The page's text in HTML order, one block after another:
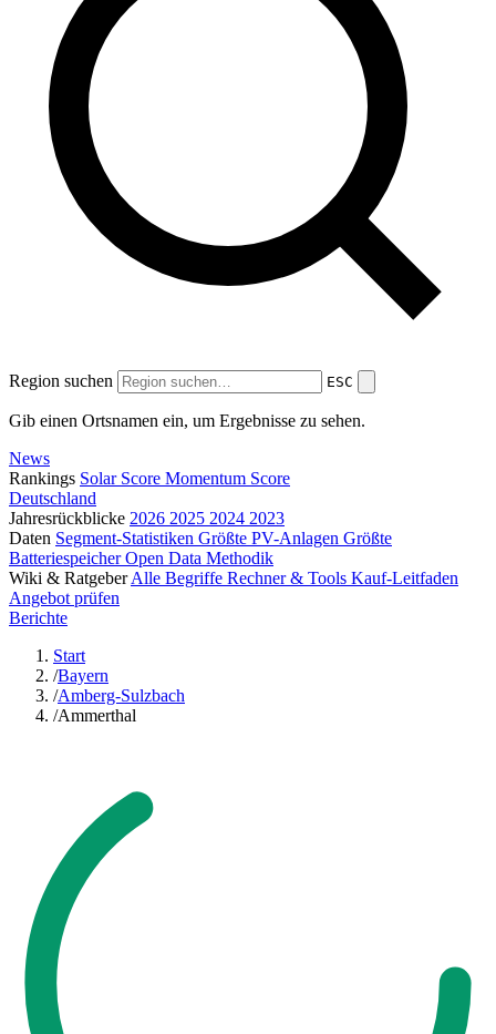
Region suchen ESC
Gib einen Ortsnamen ein, um Ergebnisse zu sehen.
News
Rankings Solar Score Momentum Score
Deutschland
Jahresrückblicke 2026 2025 2024 2023
Daten Segment-Statistiken Größte PV-Anlagen Größte
BatteriespeicherOpen Data Methodik
Wiki & Ratgeber Alle Begriffe Rechner & Tools Kauf-Leitfaden
Angebot prüfen
Berichte
Start
/Bayern
/Amberg-Sulzbach
/Ammerthal